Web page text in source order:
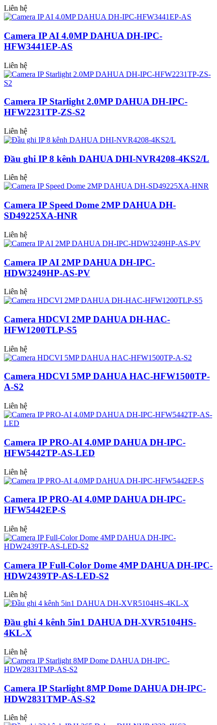
Liên hệ
Camera IP AI 4.0MP DAHUA DH-IPC-
HFW3441EP-AS
Liên hệ
Camera IP Starlight 2.0MP DAHUA DH-IPC-
HFW2231TP-ZS-S2
Liên hệ
Đầu ghi IP 8 kênh DAHUA DHI-NVR4208-4KS2/L
Liên hệ
Camera IP Speed Dome 2MP DAHUA DH-
SD49225XA-HNR
Liên hệ
Camera IP AI 2MP DAHUA DH-IPC-
HDW3249HP-AS-PV
Liên hệ
Camera HDCVI 2MP DAHUA DH-HAC-
HFW1200TLP-S5
Liên hệ
Camera HDCVI 5MP DAHUA HAC-HFW1500TP-
A-S2
Liên hệ
Camera IP PRO-AI 4.0MP DAHUA DH-IPC-
HFW5442TP-AS-LED
Liên hệ
Camera IP PRO-AI 4.0MP DAHUA DH-IPC-
HFW5442EP-S
Liên hệ
Camera IP Full-Color Dome 4MP DAHUA DH-IPC-
HDW2439TP-AS-LED-S2
Liên hệ
Đầu ghi 4 kênh 5in1 DAHUA DH-XVR5104HS-
4KL-X
Liên hệ
Camera IP Starlight 8MP Dome DAHUA DH-IPC-
HDW2831TMP-AS-S2
Liên hệ